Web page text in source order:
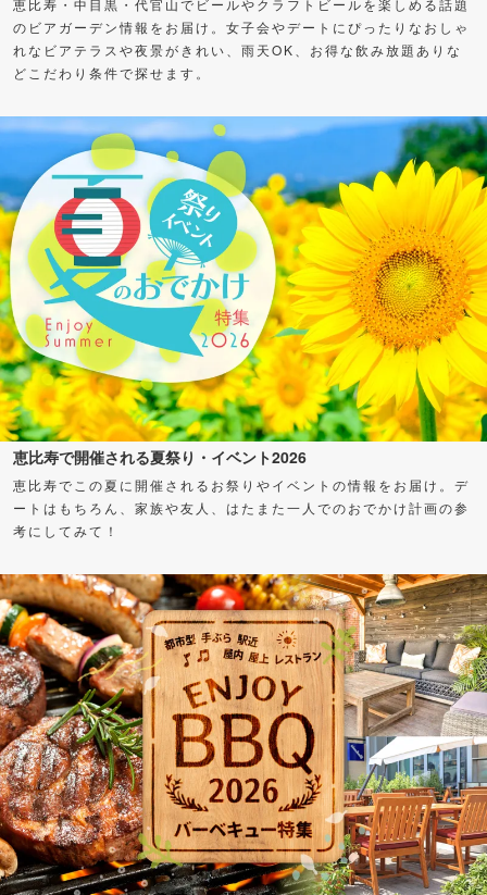
恵比寿・中目黒・代官山でビールやクラフトビールを楽しめる話題
のビアガーデン情報をお届け。女子会やデートにぴったりなおしゃ
れなビアテラスや夜景がきれい、雨天OK、お得な飲み放題ありな
どこだわり条件で探せます。
恵比寿で開催される夏祭り・イベント2026
恵比寿でこの夏に開催されるお祭りやイベントの情報をお届け。デ
ートはもちろん、家族や友人、はたまた一人でのおでかけ計画の参
考にしてみて！